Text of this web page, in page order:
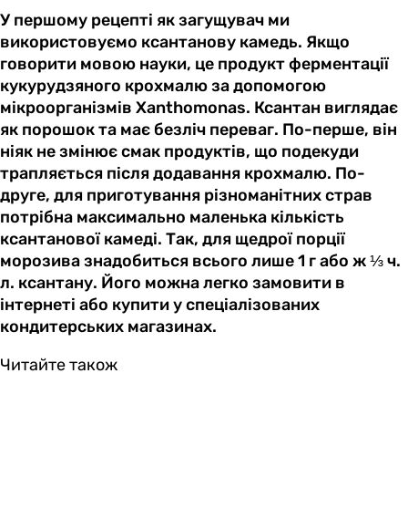
У першому рецепті як загущувач ми
використовуємо ксантанову камедь. Якщо
говорити мовою науки, це продукт ферментації
кукурудзяного крохмалю за допомогою
мікроорганізмів Xanthomonas. Ксантан виглядає
як порошок та має безліч переваг. По-перше, він
ніяк не змінює смак продуктів, що подекуди
трапляється після додавання крохмалю. По-
друге, для приготування різноманітних страв
потрібна максимально маленька кількість
ксантанової камеді. Так, для щедрої порції
морозива знадобиться всього лише 1 г або ж ⅓ ч.
л. ксантану. Його можна легко замовити в
інтернеті або купити у спеціалізованих
кондитерських магазинах.
Читайте також